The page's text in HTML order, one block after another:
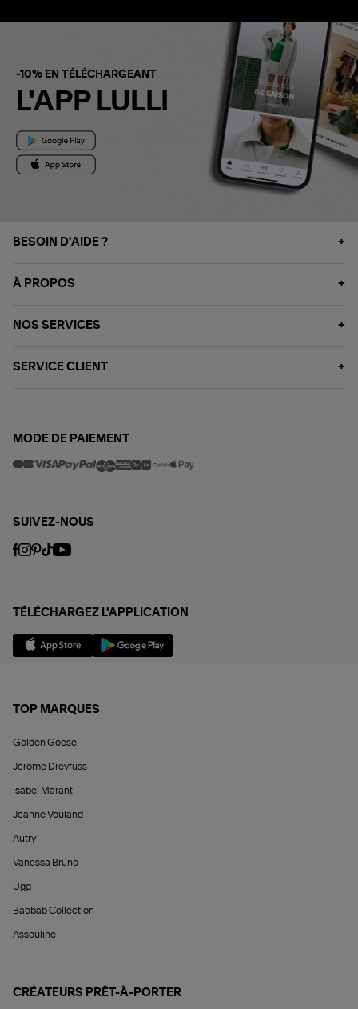
-10% EN TÉLÉCHARGEANT
L'APP LULLI
BESOIN D'AIDE ?
À PROPOS
NOS SERVICES
SERVICE CLIENT
MODE DE PAIEMENT
SUIVEZ-NOUS
TÉLÉCHARGEZ L'APPLICATION
TOP MARQUES
Golden Goose
Jérôme Dreyfuss
Isabel Marant
Jeanne Vouland
Autry
Vanessa Bruno
Ugg
Baobab Collection
Assouline
CRÉATEURS PRÊT-À-PORTER